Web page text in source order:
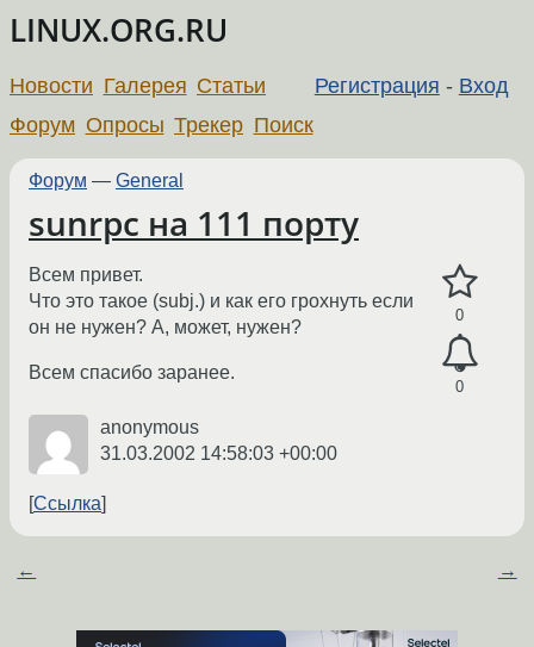
LINUX.ORG.RU
Регистрация - Вход
Новости Галерея Статьи
Форум Опросы Трекер Поиск
Форум — General
sunrpc на 111 порту
0
0
Всем привет.
Что это такое (subj.) и как его грохнуть если
он не нужен? А, может, нужен?
Всем спасибо заранее.
anonymous
31.03.2002 14:58:03 +00:00
Ссылка
← →